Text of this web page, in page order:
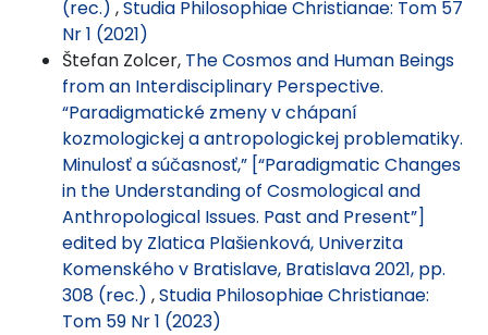
(rec.) ,Studia Philosophiae Christianae: Tom 57
Nr 1 (2021)
Štefan Zolcer, The Cosmos and Human Beings
from an Interdisciplinary Perspective.
“Paradigmatické zmeny v chápaní
kozmologickej a antropologickej problematiky.
Minulosť a súčasnosť,” [“Paradigmatic Changes
in the Understanding of Cosmological and
Anthropological Issues. Past and Present”]
edited by Zlatica Plašienková, Univerzita
Komenského v Bratislave, Bratislava 2021, pp.
308 (rec.) ,Studia Philosophiae Christianae:
Tom 59 Nr 1 (2023)